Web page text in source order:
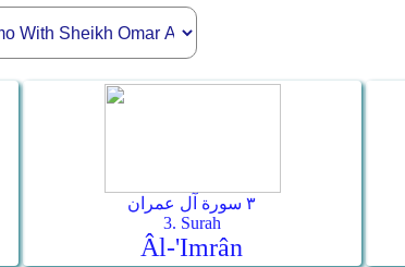
٣ سورة آل عمران
3. Surah
Âl-'Imrân